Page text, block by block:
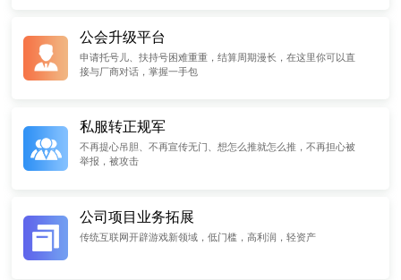
公会升级平台
申请托号儿、扶持号困难重重，结算周期漫长，在这里你可以直
接与厂商对话，掌握一手包
私服转正规军
不再提心吊胆、不再宣传无门、想怎么推就怎么推，不再担心被
举报，被攻击
公司项目业务拓展
传统互联网开辟游戏新领域，低门槛，高利润，轻资产